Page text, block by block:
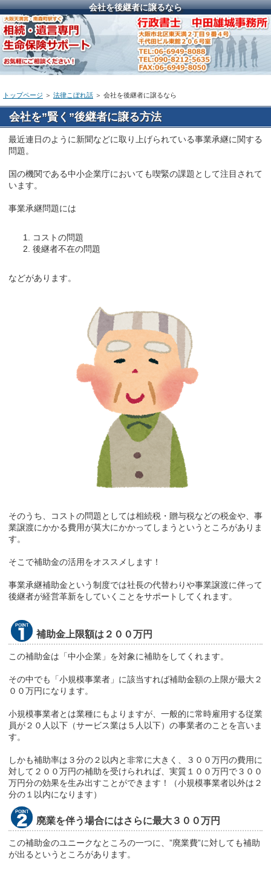
会社を後継者に譲るなら
トップページ ＞ 法律こぼれ話 ＞ 会社を後継者に譲るなら
会社を”賢く”後継者に譲る方法
最近連日のように新聞などに取り上げられている事業承継に関する
問題。
国の機関である中小企業庁においても喫緊の課題として注目されて
います。
事業承継問題には
コストの問題
後継者不在の問題
などがあります。
そのうち、コストの問題としては相続税・贈与税などの税金や、事
業譲渡にかかる費用が莫大にかかってしまうというところがありま
す。
そこで補助金の活用をオススメします！
事業承継補助金という制度では社長の代替わりや事業譲渡に伴って
後継者が経営革新をしていくことをサポートしてくれます。
補助金上限額は２００万円
この補助金は「中小企業」を対象に補助をしてくれます。
その中でも「小規模事業者」に該当すれば補助金額の上限が最大２
００万円になります。
小規模事業者とは業種にもよりますが、一般的に常時雇用する従業
員が２０人以下（サービス業は５人以下）の事業者のことを言いま
す。
しかも補助率は３分の２以内と非常に大きく、３００万円の費用に
対して２００万円の補助を受けられれば、実質１００万円で３００
万円分の効果を生み出すことができます！（小規模事業者以外は２
分の１以内になります）
廃業を伴う場合にはさらに最大３００万円
この補助金のユニークなところの一つに、”廃業費”に対しても補助
が出るというところがあります。